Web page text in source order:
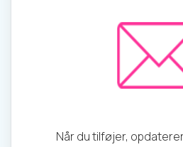
Når du tilføjer,